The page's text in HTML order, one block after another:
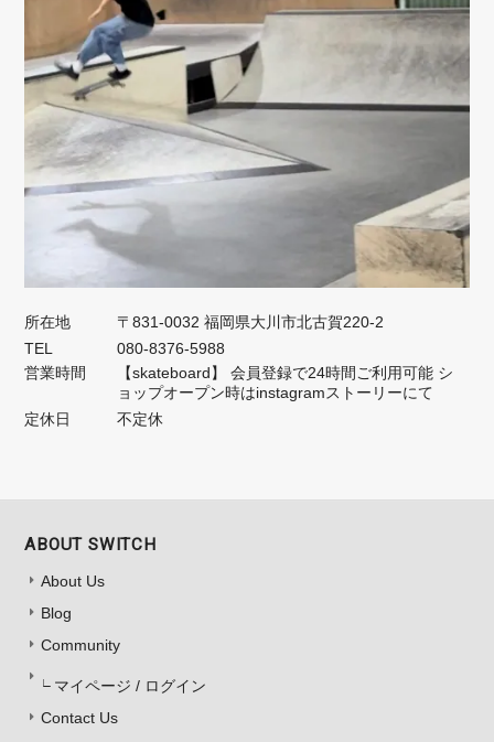
所在地
〒831-0032 福岡県大川市北古賀220-2
TEL
080-8376-5988
営業時間
【skateboard】 会員登録で24時間ご利用可能 シ
ョップオープン時はinstagramストーリーにて
定休日
不定休
ABOUT SWITCH
About Us
Blog
Community
マイページ / ログイン
Contact Us